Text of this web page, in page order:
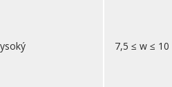
7,5 ≤ w ≤ 10